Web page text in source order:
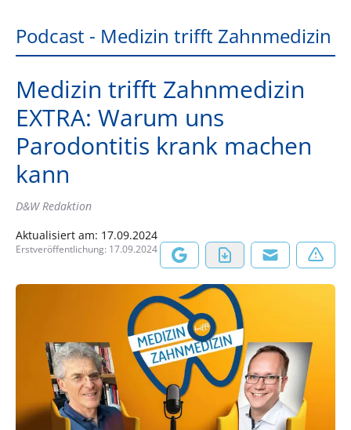
Podcast - Medizin trifft Zahnmedizin
Medizin trifft Zahnmedizin
EXTRA: Warum uns
Parodontitis krank machen
kann
D&W Redaktion
Aktualisiert am: 17.09.2024
Erstveröffentlichung: 17.09.2024